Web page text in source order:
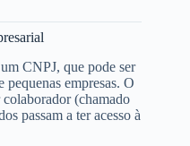
CNPJ, que pode ser
pequenas empresas. O
(chamado
passam a ter acesso à